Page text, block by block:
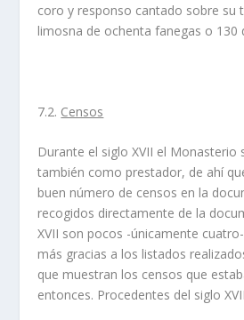
coro y responso cantado sobre su
limosna de ochenta fanegas o 130
7.2. Censos
Durante el siglo XVII el Monasterio
también como prestador, de ahí
buen número de censos en la
recogidos directamente de la
XVII son pocos -únicamente
más gracias a los listados
que muestran los censos que
entonces. Procedentes del siglo